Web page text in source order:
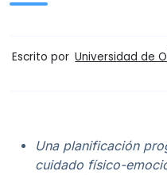
Escrito por Universidad de
Una planificación
cuidado físico-